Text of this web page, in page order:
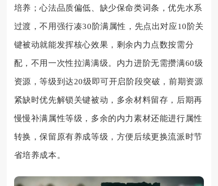
培养；心法品质偏低、缺少保命类词条，优先水系
过渡，不用强行凑30阶满属性，先点出对应10阶关
键被动就能发挥核心效果，剩余内力点数按需分
配，不用一次性拉满满级。内力进阶无需攒满60级
资源，等级到达20级即可开启阶段突破，前期资源
紧缺时优先解锁关键被动，多余材料留存，后期再
慢慢补满属性等级，多余的内力素材还能进行属性
转换，保留原有养成等级，方便后续更换流派时节
省培养成本。